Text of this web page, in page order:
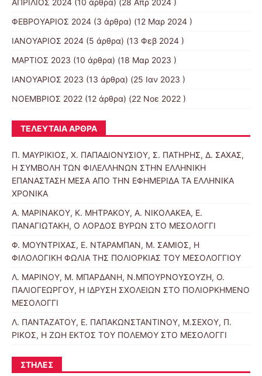
ΦΕΒΡΟΥΑΡΙΟΣ 2024 (3 άρθρα) (12 Μαρ 2024 )
ΙΑΝΟΥΑΡΙΟΣ 2024 (5 άρθρα) (13 Φεβ 2024 )
ΜΑΡΤΙΟΣ 2023 (10 άρθρα) (18 Μαρ 2023 )
ΙΑΝΟΥΑΡΙΟΣ 2023 (13 άρθρα) (25 Ιαν 2023 )
ΝΟΕΜΒΡΙΟΣ 2022 (12 άρθρα) (22 Νοε 2022 )
ΤΕΛΕΥΤΑΊΑ ΆΡΘΡΑ
Π. ΜΑΥΡΙΚΙΟΣ, Χ. ΠΑΠΑΔΙΟΝΥΣΙΟΥ, Σ. ΠΑΤΗΡΗΣ, Δ. ΣΑΧΑΣ,
Η ΣΥΜΒΟΛΗ ΤΩΝ ΦΙΛΕΛΛΗΝΩΝ ΣΤΗΝ ΕΛΛΗΝΙΚΗ
ΕΠΑΝΑΣΤΑΣΗ ΜΕΣΑ ΑΠΟ ΤΗΝ ΕΦΗΜΕΡΙΔΑ ΤΑ ΕΛΛΗΝΙΚΑ
ΧΡΟΝΙΚΑ
Α. ΜΑΡΙΝΑΚΟΥ, Κ. ΜΗΤΡΑΚΟΥ, Α. ΝΙΚΟΛΑΚΕΑ, Ε.
ΠΑΝΑΓΙΩΤΑΚΗ, Ο ΛΟΡΔΟΣ ΒΥΡΩΝ ΣΤΟ ΜΕΣΟΛΟΓΓΙ
Φ. ΜΟΥΝΤΡΙΧΑΣ, Ε. ΝΤΑΡΑΜΠΑΝ, Μ. ΣΑΜΙΟΣ, Η
ΦΙΛΟΛΟΓΙΚΗ ΦΩΛΙΑ ΤΗΣ ΠΟΛΙΟΡΚΙΑΣ ΤΟΥ ΜΕΣΟΛΟΓΓΙΟΥ
Λ. ΜΑΡΙΝΟΥ, Μ. ΜΠΑΡΔΑΝΗ, Ν.ΜΠΟΥΡΝΟΥΣΟΥΖΗ, Ο.
ΠΑΛΙΟΓΕΩΡΓΟΥ, Η ΙΔΡΥΣΗ ΣΧΟΛΕΙΩΝ ΣΤΟ ΠΟΛΙΟΡΚΗΜΕΝΟ
ΜΕΣΟΛΟΓΓΙ
Λ. ΠΑΝΤΑΖΑΤΟΥ, Ε. ΠΑΠΑΚΩΝΣΤΑΝΤΙΝΟΥ, Μ.ΣΕΧΟΥ, Π.
ΡΙΚΟΣ, Η ΖΩΗ ΕΚΤΟΣ ΤΟΥ ΠΟΛΕΜΟΥ ΣΤΟ ΜΕΣΟΛΟΓΓΙ
ΣΤΉΛΕΣ